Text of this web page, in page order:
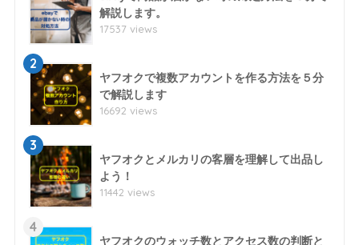
解説します。
17537 views
2
ヤフオクで複数アカウントを作る方法を５分
で解説します
16692 views
3
ヤフオクとメルカリの客層を理解して出品し
よう！
11442 views
4
ヤフオクのウォッチ数とアクセス数の判断と